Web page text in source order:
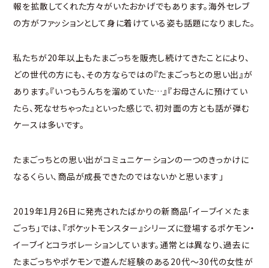
報を拡散してくれた方々がいたおかげでもあります。海外セレブ
の方がファッションとして身に着けている姿も話題になりました。
私たちが20年以上もたまごっちを販売し続けてきたことにより、
どの世代の方にも、その方ならではの『たまごっちとの思い出』が
あります。『いつもうんちを溜めていた…』『お母さんに預けてい
たら、死なせちゃった』といった感じで、初対面の方とも話が弾む
ケースは多いです。
たまごっちとの思い出がコミュニケーションの一つのきっかけに
なるくらい、商品が成長できたのではないかと思います」
2019年1月26日に発売されたばかりの新商品「イーブイ×たま
ごっち」では、『ポケットモンスター』シリーズに登場するポケモン・
イーブイとコラボレーションしています。通常とは異なり、過去に
たまごっちやポケモンで遊んだ経験のある20代～30代の女性が